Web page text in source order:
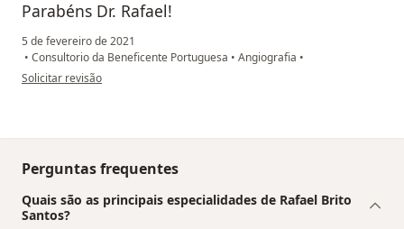
Parabéns Dr. Rafael!
5 de fevereiro de 2021
• Consultorio da Beneficente Portuguesa • Angiografia •
na opinião do utilizador Maria Eliane S Saraiva
Solicitar revisão
Perguntas frequentes
Quais são as principais especialidades de Rafael Brito
Santos?